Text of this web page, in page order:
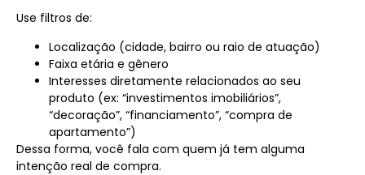
Use filtros de:
Localização (cidade, bairro ou raio de atuação)
Faixa etária e gênero
Interesses diretamente relacionados ao seu
produto (ex: “investimentos imobiliários”,
“decoração”, “financiamento”, “compra de
apartamento”)
Dessa forma, você fala com quem já tem alguma
intenção real de compra.